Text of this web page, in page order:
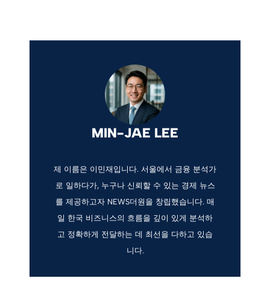
MIN-JAE LEE
제 이름은 이민재입니다. 서울에서 금융 분석가
로 일하다가, 누구나 신뢰할 수 있는 경제 뉴스
를 제공하고자 NEWS더원을 창립했습니다. 매
일 한국 비즈니스의 흐름을 깊이 있게 분석하
고 정확하게 전달하는 데 최선을 다하고 있습
니다.